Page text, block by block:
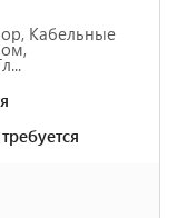
Кабельные